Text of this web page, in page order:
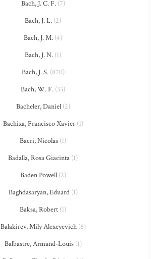
Bach, J. C. F.(7)
Bach, J. L. (2)
Bach, J. M. (4)
Bach, J. N. (1)
Bach, J. S.(870)
Bach, W. F. (33)
Bacheler, Daniel(2)
Bachixa, Francisco Xavier(1)
Bacri, Nicolas (1)
Badalla, Rosa Giacinta (1)
Baden Powell(2)
Baghdasaryan, Eduard(1)
Baksa, Robert (1)
Balakirev, Mily Alexeyevich(6)
Balbastre, Armand-Louis(1)